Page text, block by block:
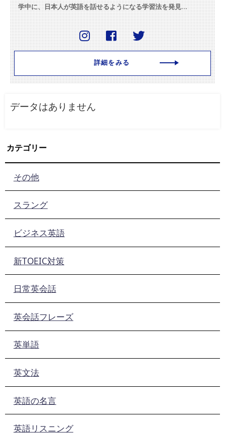
学中に、日本人が英語を話せるようになる学習法を発見...
詳細をみる
データはありません
カテゴリー
その他
スラング
ビジネス英語
新TOEIC対策
日常英会話
英会話フレーズ
英単語
英文法
英語の名言
英語リスニング